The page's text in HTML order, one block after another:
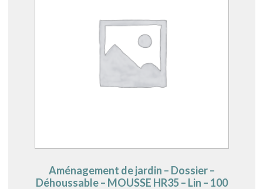
Aménagement de jardin – Dossier –
Déhoussable – MOUSSE HR35 – Lin – 100